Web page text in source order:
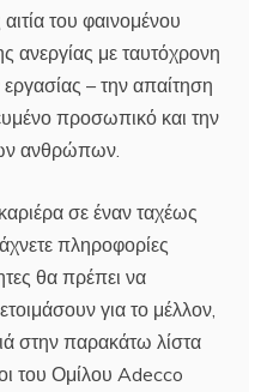
του φαινομένου
ανεργίας με ταυτόχρονη
– την απαίτηση
προσωπικό και την
ανθρώπων.
σε έναν ταχέως
πληροφορίες
θα πρέπει να
για το μέλλον,
στην παρακάτω λίστα
του Ομίλου Adecco